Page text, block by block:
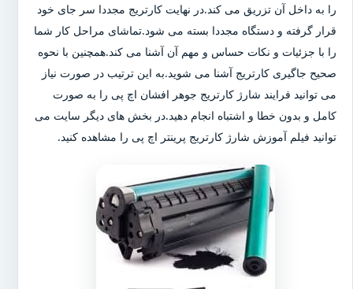
را به داخل آن تزریق می کند.در نهایت کارتریج مجددا سر جای خود
قرار گرفته و دستگاه مجددا بسته می شود.تماشای مراحل کار شما
را با جزئیات و نکات حساس و مهم آن آشنا می کند.همچنین با نحوه
صحیح جاگیری کارتریج آشنا می شوید.به این ترتیب در صورت نیاز
می توانید فرایند شارژ کارتریج جوهر افشان اچ پی را به صورت
کامل و بدون خطا و اشتباه انجام دهید.در بخش های دیگر سایت می
توانید فیلم آموزش شارژ کارتریج پرینتر اچ پی را مشاهده کنید.